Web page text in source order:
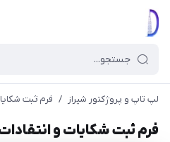
لپ تاپ و پروژکتور شیراز / فرم ثبت
فرم ثبت شکایات و